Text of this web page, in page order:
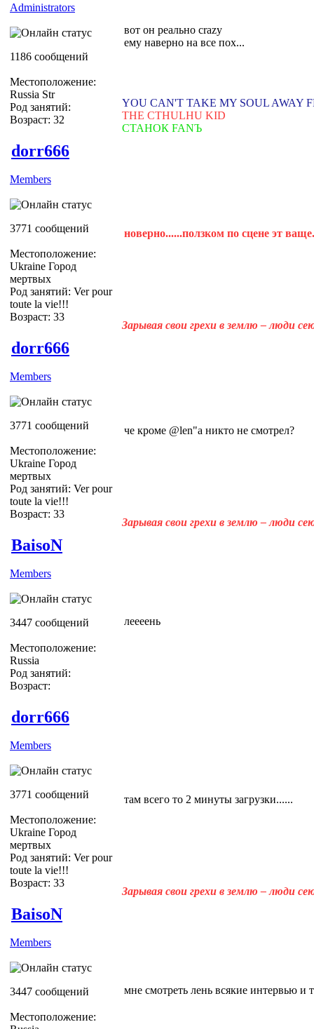
Administrators
1186 сообщений
Местоположение:
Russia Str
Род занятий:
Возраст: 32
вот он реально crazy
ему наверно на все пох...
YOU CAN'T TAKE MY SOUL AWAY
THE CTHULHU KID
СТАНОК FANЪ
dorr666
Members
3771 сообщений
Местоположение:
Ukraine Город
мертвых
Род занятий: Ver pour
toute la vie!!!
Возраст: 33
новерно......ползком по сцене эт
Зарывая свои грехи в землю – люди
dorr666
Members
3771 сообщений
Местоположение:
Ukraine Город
мертвых
Род занятий: Ver pour
toute la vie!!!
Возраст: 33
че кроме @len"а никто не смотрел?
Зарывая свои грехи в землю – люди
BaisoN
Members
3447 сообщений
Местоположение:
Russia
Род занятий:
Возраст:
леееень
dorr666
Members
3771 сообщений
Местоположение:
Ukraine Город
мертвых
Род занятий: Ver pour
toute la vie!!!
Возраст: 33
там всего то 2 минуты загрузки......
Зарывая свои грехи в землю – люди
BaisoN
Members
3447 сообщений
Местоположение:
мне смотреть лень всякие интервью и